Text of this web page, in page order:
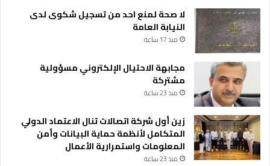
لا صحة لمنع احد من تسجيل شكوى لدى
النيابة العامة
منذ 17 ساعة
مجابهة الاحتيال الإلكتروني مسؤولية
مشتركة
منذ 23 ساعة
زين أول شركة اتصالات تنال الاعتماد الدولي
المتكامل لأنظمة حماية البيانات وأمن
المعلومات واستمرارية الأعمال
منذ 23 ساعة